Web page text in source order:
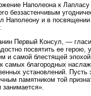
Наполеона к
беззастенчивым
Наполеону и в
Первый Консул, —
посвятить ее
и самой блестящей
самых благородных
установлений. Пусть
памятником той
занимается».